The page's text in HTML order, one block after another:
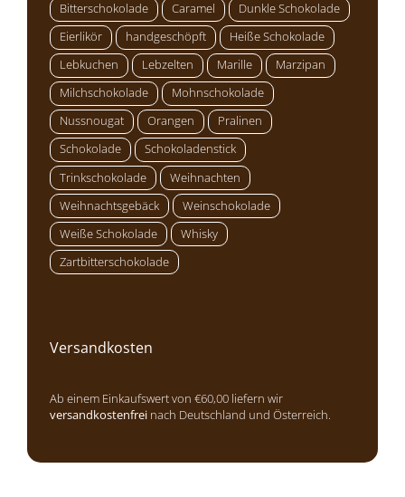
Bitterschokolade
Caramel
Dunkle Schokolade
Eierlikör
handgeschöpft
Heiße Schokolade
Lebkuchen
Lebzelten Marille
Marzipan
Milchschokolade
Mohnschokolade
Nussnougat
Orangen
Pralinen
Schokolade
Schokoladenstick
Trinkschokolade
Weihnachten
Weihnachtsgebäck
Weinschokolade
Weiße Schokolade
Whisky
Zartbitterschokolade
Versandkosten
Ab einem Einkaufswert von €60,00 liefern wir
versandkostenfrei nach Deutschland und Österreich.